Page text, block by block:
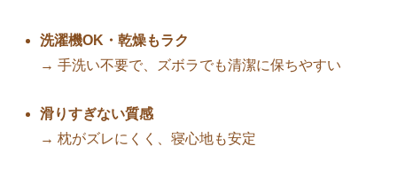
洗濯機OK・乾燥もラク
→ 手洗い不要で、ズボラでも清潔に保ちやすい
滑りすぎない質感
→ 枕がズレにくく、寝心地も安定